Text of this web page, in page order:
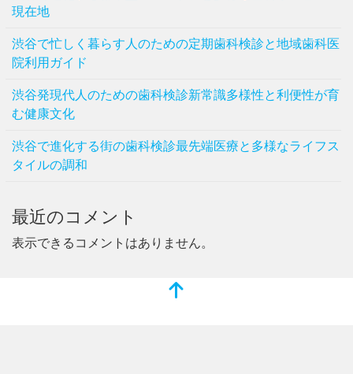
現在地
渋谷で忙しく暮らす人のための定期歯科検診と地域歯科医
院利用ガイド
渋谷発現代人のための歯科検診新常識多様性と利便性が育
む健康文化
渋谷で進化する街の歯科検診最先端医療と多様なライフス
タイルの調和
最近のコメント
表示できるコメントはありません。